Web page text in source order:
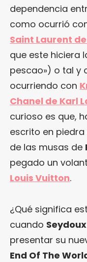
dependencia
como ocurrió
Saint Laurent
que este hiciera
pescao») o tal y
ocurriendo con
Chanel de Karl
curioso es que,
escrito en piedra
de las musas de
pegado un
Louis Vuitton.
¿Qué significa
cuando Seydoux
presentar su
End Of The